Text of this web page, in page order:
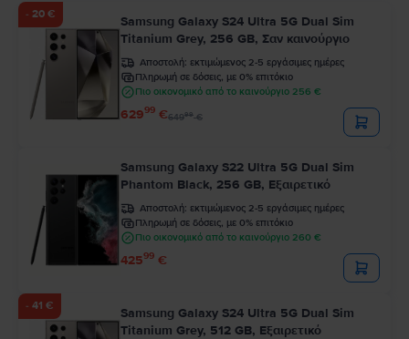
- 20 €
Samsung Galaxy S24 Ultra 5G Dual Sim
Titanium Grey, 256 GB, Σαν καινούργιο
Αποστολή: εκτιμώμενος 2-5 εργάσιμες ημέρες
Πληρωμή σε δόσεις, με 0% επιτόκιο
Πιο οικονομικό από το καινούργιο 256 €
62999 €64999€
Samsung Galaxy S22 Ultra 5G Dual Sim
Phantom Black, 256 GB, Εξαιρετικό
Αποστολή: εκτιμώμενος 2-5 εργάσιμες ημέρες
Πληρωμή σε δόσεις, με 0% επιτόκιο
Πιο οικονομικό από το καινούργιο 260 €
42599 €
- 41 €
Samsung Galaxy S24 Ultra 5G Dual Sim
Titanium Grey, 512 GB, Εξαιρετικό